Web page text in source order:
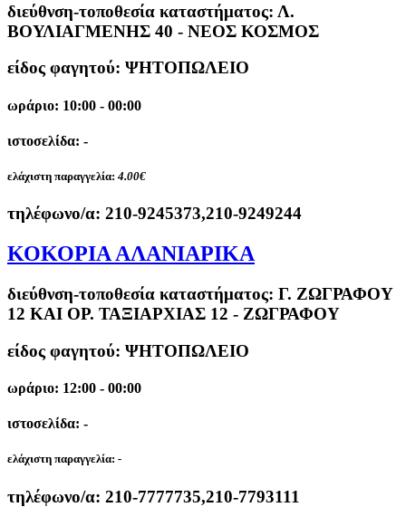
διεύθνση-τοποθεσία καταστήματος: Λ.
ΒΟΥΛΙΑΓΜΕΝΗΣ 40 - ΝΕΟΣ ΚΟΣΜΟΣ
είδος φαγητού: ΨΗΤΟΠΩΛΕΙΟ
ωράριο: 10:00 - 00:00
ιστοσελίδα: -
ελάχιστη παραγγελία: 4.00€
τηλέφωνο/α: 210-9245373,210-9249244
ΚΟΚΟΡΙΑ ΑΛΑΝΙΑΡΙΚΑ
διεύθνση-τοποθεσία καταστήματος: Γ. ΖΩΓΡΑΦΟΥ
12 ΚΑΙ ΟΡ. ΤΑΞΙΑΡΧΙΑΣ 12 - ΖΩΓΡΑΦΟΥ
είδος φαγητού: ΨΗΤΟΠΩΛΕΙΟ
ωράριο: 12:00 - 00:00
ιστοσελίδα: -
ελάχιστη παραγγελία: -
τηλέφωνο/α: 210-7777735,210-7793111